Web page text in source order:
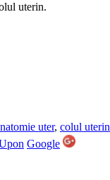
uterin.
uter, colul uterin
Google